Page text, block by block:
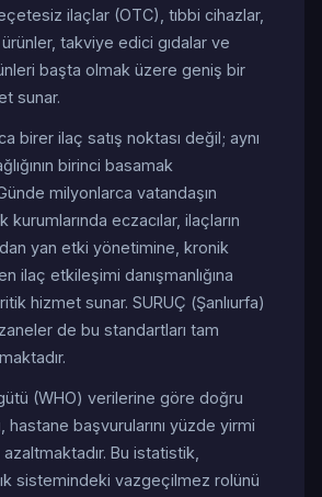
ilaçlar (OTC), tıbbi cihazlar,
takviye edici gıdalar ve
başta olmak üzere geniş bir
sunar.
birer ilaç satış noktası değil; aynı
birinci basamak
milyonlarca vatandaşın
kurumlarında eczacılar, ilaçların
yan etki yönetimine, kronik
ilaç etkileşimi danışmanlığına
hizmet sunar. SURUÇ (Şanlıurfa)
de bu standartları tam
(WHO) verilerine göre doğru
hastane başvurularını yüzde yirmi
Bu istatistik,
sistemindeki vazgeçilmez rolünü